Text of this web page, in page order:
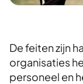
De feiten zijn
organisaties
personeel en